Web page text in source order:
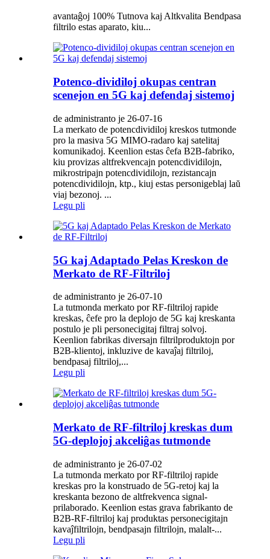
avantaĝoj 100% Tutnova kaj Altkvalita Bendpasa
filtrilo estas aparato, kiu...
Potenco-dividiloj okupas centran
scenejon en 5G kaj defendaj sistemoj
de administranto je 26-07-16
La merkato de potencdividiloj kreskos tutmonde
pro la masiva 5G MIMO-radaro kaj satelitaj
komunikadoj. Keenlion estas ĉefa B2B-fabriko,
kiu provizas altfrekvencajn potencdividilojn,
mikrostripajn potencdividilojn, rezistancajn
potencdividilojn, ktp., kiuj estas personigeblaj laŭ
viaj bezonoj. ...
Legu pli
5G kaj Adaptado Pelas Kreskon de
Merkato de RF-Filtriloj
de administranto je 26-07-10
La tutmonda merkato por RF-filtriloj rapide
kreskas, ĉefe pro la deplojo de 5G kaj kreskanta
postulo je pli personecigitaj filtraj solvoj.
Keenlion fabrikas diversajn filtrilproduktojn por
B2B-klientoj, inkluzive de kavaĵaj filtriloj,
bendpasaj filtriloj,...
Legu pli
Merkato de RF-filtriloj kreskas dum
5G-deplojoj akceliĝas tutmonde
de administranto je 26-07-02
La tutmonda merkato por RF-filtriloj rapide
kreskas pro la konstruado de 5G-retoj kaj la
kreskanta bezono de altfrekvenca signal-
prilaborado. Keenlion estas grava fabrikanto de
B2B-RF-filtriloj kaj produktas personecigitajn
kavaĵfiltrilojn, bendpasajn filtrilojn, malalt-...
Legu pli